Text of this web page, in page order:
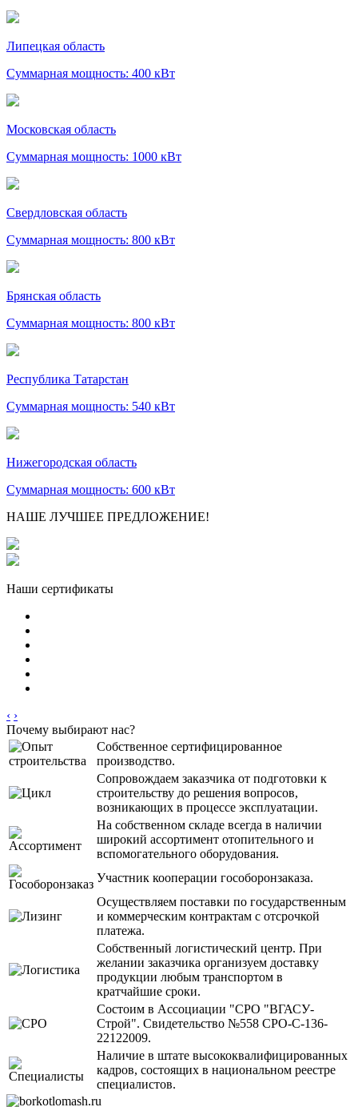
Липецкая область
Суммарная мощность: 400 кВт
Московская область
Суммарная мощность: 1000 кВт
Свердловская область
Суммарная мощность: 800 кВт
Брянская область
Суммарная мощность: 800 кВт
Республика Татарстан
Суммарная мощность: 540 кВт
Нижегородская область
Суммарная мощность: 600 кВт
НАШЕ ЛУЧШЕЕ ПРЕДЛОЖЕНИЕ!
Наши сертификаты
‹ ›
Почему выбирают нас?
Собственное сертифицированное
производство.
Сопровождаем заказчика от подготовки к
строительству до решения вопросов,
возникающих в процессе эксплуатации.
На собственном складе всегда в наличии
широкий ассортимент отопительного и
вспомогательного оборудования.
Участник кооперации гособоронзаказа.
Осуществляем поставки по государственным
и коммерческим контрактам с отсрочкой
платежа.
Собственный логистический центр. При
желании заказчика организуем доставку
продукции любым транспортом в
кратчайшие сроки.
Состоим в Ассоциации "СРО "ВГАСУ-
Строй". Свидетельство №558 СРО-С-136-
22122009.
Наличие в штате высококвалифицированных
кадров, состоящих в национальном реестре
специалистов.